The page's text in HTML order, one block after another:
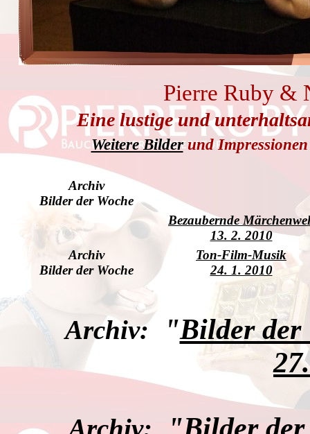
Pierre Ruby &
Eine lustige und
Weitere Bilder und
Archiv
Bilder der Woche
Bezaubernde
13. 2. 2010
Archiv
Bilder der Woche
Ton-Film-Musik
24. 1. 2010
Archiv: "Bilder der